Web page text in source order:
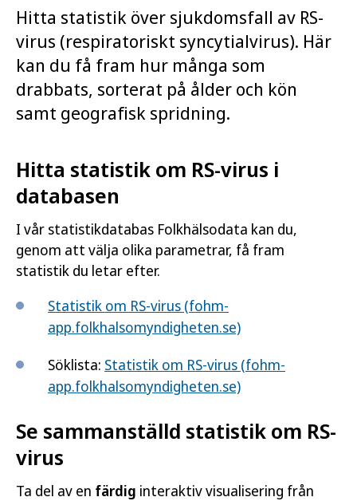
Hitta statistik över sjukdomsfall av RS-
virus (respiratoriskt syncytialvirus). Här
kan du få fram hur många som
drabbats, sorterat på ålder och kön
samt geografisk spridning.
Hitta statistik om RS-virus i
databasen
I vår statistikdatabas Folkhälsodata kan du,
genom att välja olika parametrar, få fram
statistik du letar efter.
Statistik om RS-virus (fohm-
app.folkhalsomyndigheten.se)
Söklista: Statistik om RS-virus (fohm-
app.folkhalsomyndigheten.se)
Se sammanställd statistik om RS-
virus
Ta del av en färdig interaktiv visualisering från